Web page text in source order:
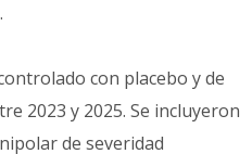
con placebo y de
2023 y 2025. Se incluyeron
de severidad